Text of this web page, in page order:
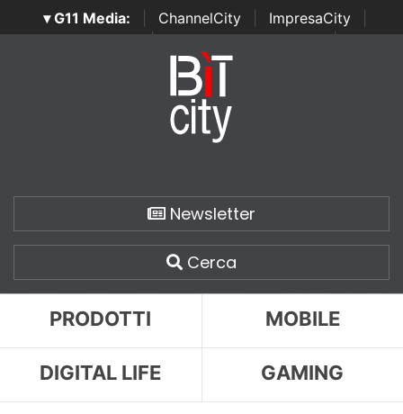
▾ G11 Media: ChannelCity ImpresaCity
SecurityOpenLab | Italian Channel Awards | Italian
Italian Security Awards
Newsletter
Cerca
PRODOTTI MOBILE
DIGITAL LIFE GAMING